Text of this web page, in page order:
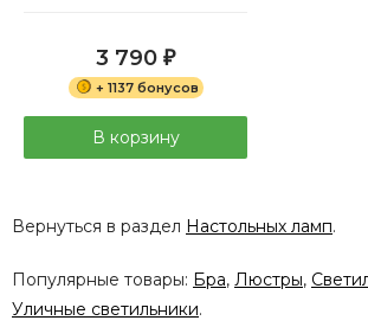
3 790 ₽
+ 1137 бонусов
В корзину
Вернуться в раздел Настольных ламп.
Популярные товары: Бра, Люстры,
Уличные светильники.